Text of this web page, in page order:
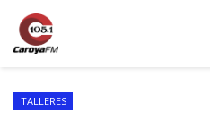
TALLERES